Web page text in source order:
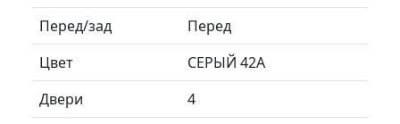
Перед/зад
Перед
Цвет
СЕРЫЙ 42A
Двери
4